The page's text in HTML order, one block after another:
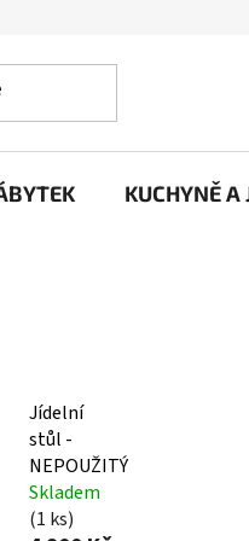
údajů
KUCHYNĚ A
Jídelní
stůl -
NEPOUŽITÝ
Skladem
(1 ks)